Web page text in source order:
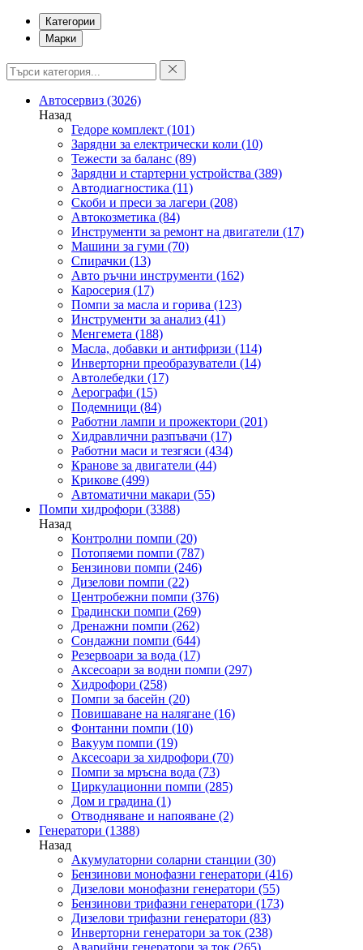
Категории
Марки
Автосервиз (3026)
Назад
Гедоре комплект (101)
Зарядни за електрически коли (10)
Тежести за баланс (89)
Зарядни и стартерни устройства (389)
Автодиагностика (11)
Скоби и преси за лагери (208)
Автокозметика (84)
Инструменти за ремонт на двигатели (17)
Машини за гуми (70)
Спирачки (13)
Авто ръчни инструменти (162)
Каросерия (17)
Помпи за масла и горива (123)
Инструменти за анализ (41)
Менгемета (188)
Масла, добавки и антифризи (114)
Инверторни преобразуватели (14)
Автолебедки (17)
Аерографи (15)
Подемници (84)
Работни лампи и прожектори (201)
Хидравлични разпъвачи (17)
Работни маси и тезгяси (434)
Кранове за двигатели (44)
Крикове (499)
Автоматични макари (55)
Помпи хидрофори (3388)
Назад
Контролни помпи (20)
Потопяеми помпи (787)
Бензинови помпи (246)
Дизелови помпи (22)
Центробежни помпи (376)
Градински помпи (269)
Дренажни помпи (262)
Сондажни помпи (644)
Резервоари за вода (17)
Аксесоари за водни помпи (297)
Хидрофори (258)
Помпи за басейн (20)
Повишаване на налягане (16)
Фонтанни помпи (10)
Вакуум помпи (19)
Аксесоари за хидрофори (70)
Помпи за мръсна вода (73)
Циркулационни помпи (285)
Дом и градина (1)
Отводняване и напояване (2)
Генератори (1388)
Назад
Акумулаторни соларни станции (30)
Бензинови монофазни генератори (416)
Дизелови монофазни генератори (55)
Бензинови трифазни генератори (173)
Дизелови трифазни генератори (83)
Инверторни генератори за ток (238)
Аварийни генератори за ток (265)